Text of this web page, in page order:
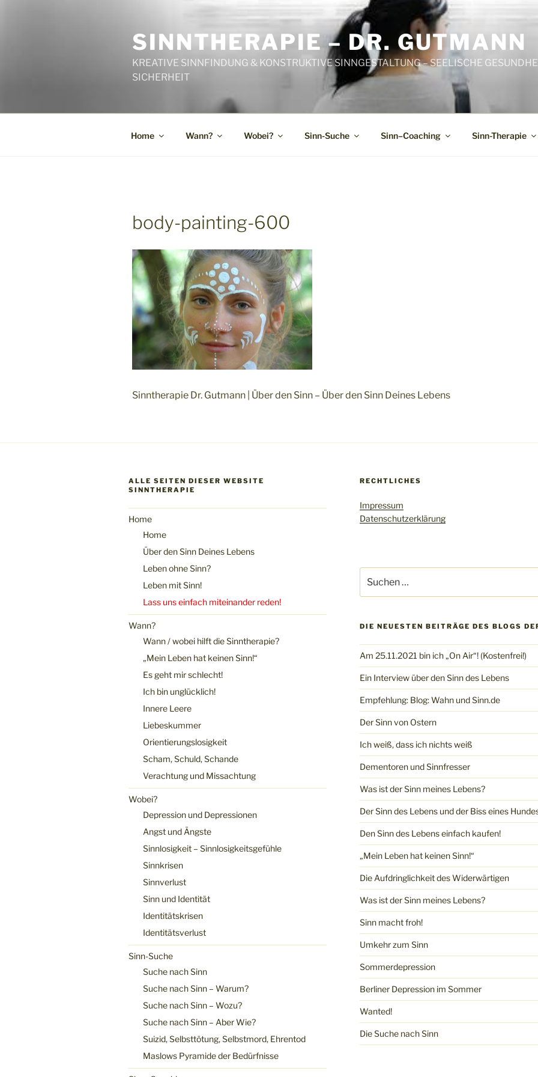
SINNTHERAPIE – DR. GUTMANN
KREATIVE SINNFINDUNG & KONSTRUKTIVE SINNGESTALTUNG – SEELISCHE
SICHERHEIT
Home Wann? Wobei? Sinn-Suche Sinn–Coaching Sinn-Therapie
body-painting-600
Sinntherapie Dr. Gutmann | Über den Sinn – Über den Sinn Deines Lebens
ALLE SEITEN DIESER WEBSITE
SINNTHERAPIE
Home
Home
Über den Sinn Deines Lebens
Leben ohne Sinn?
Leben mit Sinn!
Lass uns einfach miteinander reden!
Wann?
Wann / wobei hilft die Sinntherapie?
„Mein Leben hat keinen Sinn!“
Es geht mir schlecht!
Ich bin unglücklich!
Innere Leere
Liebeskummer
Orientierungslosigkeit
Scham, Schuld, Schande
Verachtung und Missachtung
Wobei?
Depression und Depressionen
Angst und Ängste
Sinnlosigkeit – Sinnlosigkeitsgefühle
Sinnkrisen
Sinnverlust
Sinn und Identität
Identitätskrisen
Identitätsverlust
Sinn-Suche
Suche nach Sinn
Suche nach Sinn – Warum?
Suche nach Sinn – Wozu?
Suche nach Sinn – Aber Wie?
Suizid, Selbsttötung, Selbstmord, Ehrentod
Maslows Pyramide der Bedürfnisse
RECHTLICHES
Impressum
Datenschutzerklärung
nach:
DIE NEUESTEN BEITRÄGE DES BLOGS
Am 25.11.2021 bin ich „On Air“! (Kostenfrei!)
Ein Interview über den Sinn des Lebens
Empfehlung: Blog: Wahn und Sinn.de
Der Sinn von Ostern
Ich weiß, dass ich nichts weiß
Dementoren und Sinnfresser
Was ist der Sinn meines Lebens?
Der Sinn des Lebens und der Biss eines
Den Sinn des Lebens einfach kaufen!
„Mein Leben hat keinen Sinn!“
Die Aufdringlichkeit des Widerwärtigen
Was ist der Sinn meines Lebens?
Sinn macht froh!
Umkehr zum Sinn
Sommerdepression
Berliner Depression im Sommer
Wanted!
Die Suche nach Sinn